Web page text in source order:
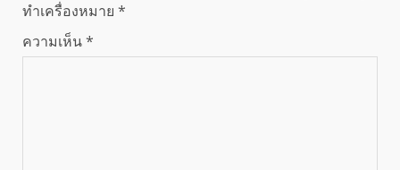
ทำเครื่องหมาย *
ความเห็น*